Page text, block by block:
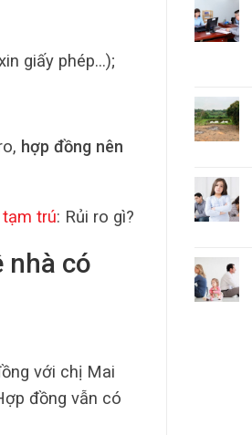
giấy phép…);
hợp đồng nên
trú: Rủi ro gì?
nhà có
với chị Mai
đồng vẫn có